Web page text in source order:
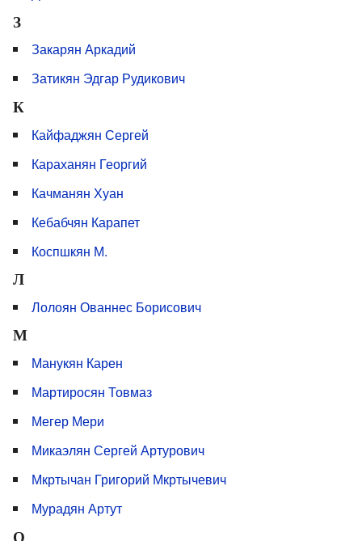
З
Закарян Аркадий
Затикян Эдгар Рудикович
К
Кайфаджян Сергей
Караханян Георгий
Качманян Хуан
Кебабчян Карапет
Коспшкян М.
Л
Лолоян Ованнес Борисович
М
Манукян Карен
Мартиросян Товмаз
Мегер Мери
Микаэлян Сергей Артурович
Мкртычан Григорий Мкртычевич
Мурадян Артут